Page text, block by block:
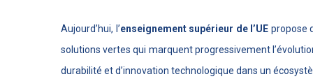
Aujourd’hui, l’enseignement supérieur de l’UE propose
solutions vertes qui marquent progressivement
durabilité et d’innovation technologique dans un